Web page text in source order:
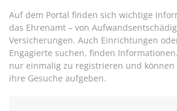
Auf dem Portal finden sich wichtige
das Ehrenamt – von
Versicherungen. Auch Einrichtungen
Engagierte suchen, finden
nur einmalig zu registrieren und
ihre Gesuche aufgeben.